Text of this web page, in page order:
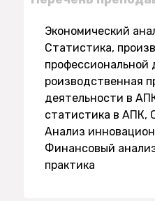
Экономический
Статистика,
профессиональной
роизводственная
деятельности в
статистика в АПК,
Анализ
Финансовый
практика